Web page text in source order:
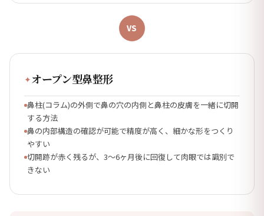
VS
✦ オープン型鼻整形
鼻柱(コラム)の外側で鼻の穴の内側と鼻柱の皮膚を一緒に切開
する方法
鼻の内部構造の確認が可能で精度が高く、細かな形をつくり
やすい
切開跡が赤く残るが、3〜6ヶ月後に回復して肉眼では識別で
きない